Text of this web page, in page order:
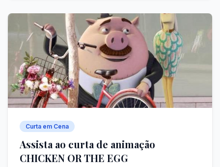
Curta em Cena
Assista ao curta de animação
CHICKEN OR THE EGG